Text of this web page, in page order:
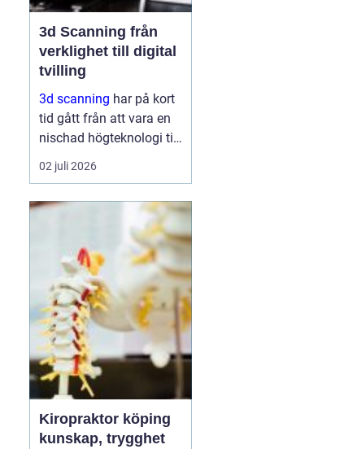
3d Scanning från
verklighet till digital
tvilling
3d scanning har på kort
tid gått från att vara en
nischad högteknologi till
ett praktiskt verktyg för
företag, fastighetsägare
verkligheten med laser
och kamera skapas...
02 juli 2026
Kiropraktor köping
kunskap, trygghet